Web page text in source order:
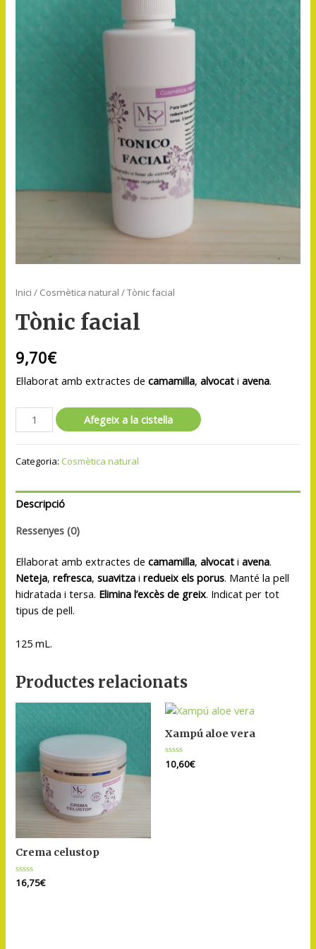
Inici / Cosmètica natural / Tònic facial
Tònic facial
9,70€
El·laborat amb extractes decamamilla,alvocat iavena.
Afegeix a la cistella
Categoria: Cosmètica natural
Descripció
Ressenyes (0)
El·laborat amb extractes decamamilla,alvocat iavena.
Neteja,refresca,suavitza iredueix els porus. Manté la pell
hidratada i tersa. Elimina l’excès de greix. Indicat per tot
tipus de pell.
125 mL.
Productes relacionats
Crema celustop
Puntuat
amb
16,75€
Xampú aloe vera
Puntuat
amb
10,60€